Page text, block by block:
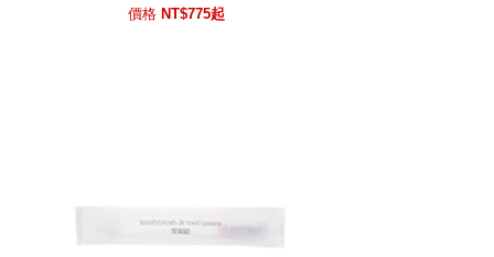
價格 NT$775起